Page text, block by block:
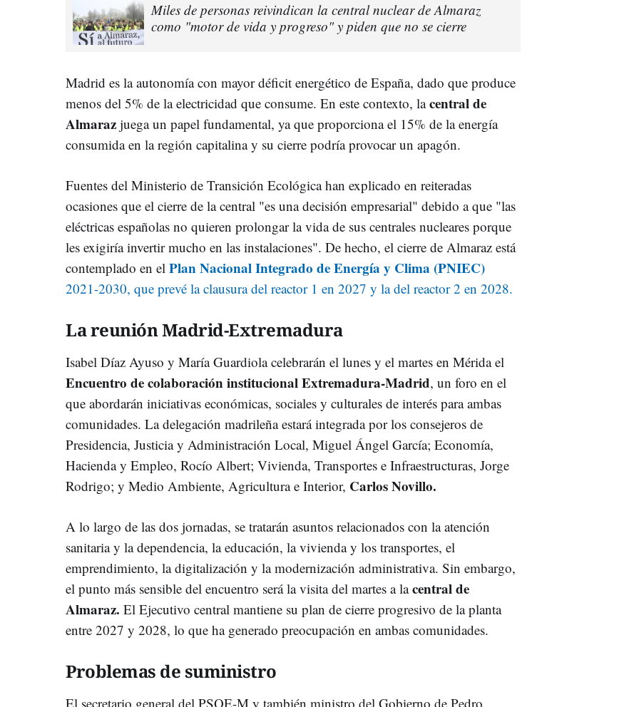
Miles de personas reivindican la central nuclear de Almaraz
como "motor de vida y progreso" y piden que no se cierre
Madrid es la autonomía con mayor déficit energético de España, dado que produce
menos del 5% de la electricidad que consume. En este contexto, lacentral de
Almaraz juega un papel fundamental, ya que proporciona el 15% de la energía
consumida en la región capitalina y su cierre podría provocar un apagón.
Fuentes del Ministerio de Transición Ecológica han explicado en reiteradas
ocasiones que el cierre de la central "es una decisión empresarial" debido a que "las
eléctricas españolas no quieren prolongar la vida de sus centrales nucleares porque
les exigiría invertir mucho en las instalaciones". De hecho, el cierre de Almaraz está
contemplado en el Plan Nacional Integrado de Energía y Clima (PNIEC)
2021-2030, que prevé la clausura del reactor 1 en 2027 y la del reactor 2 en 2028.
La reunión Madrid-Extremadura
Isabel Díaz Ayuso y María Guardiola celebrarán el lunes y el martes en Mérida el
Encuentro de colaboración institucional Extremadura-Madrid, un foro en el
que abordarán iniciativas económicas, sociales y culturales de interés para ambas
comunidades. La delegación madrileña estará integrada por los consejeros de
Presidencia, Justicia y Administración Local, Miguel Ángel García; Economía,
Hacienda y Empleo, Rocío Albert; Vivienda, Transportes e Infraestructuras, Jorge
Rodrigo; y Medio Ambiente, Agricultura e Interior, Carlos Novillo.
A lo largo de las dos jornadas, se tratarán asuntos relacionados con la atención
sanitaria y la dependencia, la educación, la vivienda y los transportes, el
emprendimiento, la digitalización y la modernización administrativa. Sin embargo,
el punto más sensible del encuentro será la visita del martes a lacentral de
Almaraz. El Ejecutivo central mantiene su plan de cierre progresivo de la planta
entre 2027 y 2028, lo que ha generado preocupación en ambas comunidades.
Problemas de suministro
El secretario general del PSOE-M y también ministro del Gobierno de Pedro